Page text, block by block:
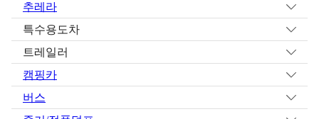
추레라
특수용도차
트레일러
캠핑카
버스